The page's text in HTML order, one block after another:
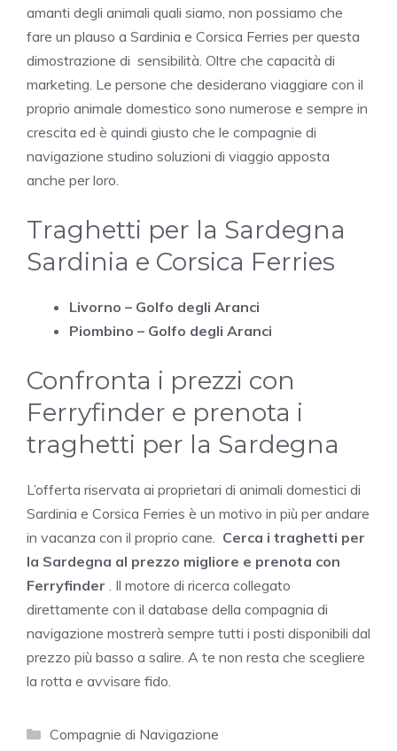
amanti degli animali quali siamo, non possiamo che
fare un plauso a Sardinia e Corsica Ferries per questa
dimostrazione di sensibilità. Oltre che capacità di
marketing. Le persone che desiderano viaggiare con il
proprio animale domestico sono numerose e sempre in
crescita ed è quindi giusto che le compagnie di
navigazione studino soluzioni di viaggio apposta
anche per loro.
Traghetti per la Sardegna
Sardinia e Corsica Ferries
Livorno – Golfo degli Aranci
Piombino – Golfo degli Aranci
Confronta i prezzi con
Ferryfinder e prenota i
traghetti per la Sardegna
L’offerta riservata ai proprietari di animali domestici di
Sardinia e Corsica Ferries è un motivo in più per andare
in vacanza con il proprio cane. Cerca i traghetti per
la Sardegna al prezzo migliore e prenota con
Ferryfinder . Il motore di ricerca collegato
direttamente con il database della compagnia di
navigazione mostrerà sempre tutti i posti disponibili dal
prezzo più basso a salire. A te non resta che scegliere
la rotta e avvisare fido.
Categorie
Compagnie di Navigazione